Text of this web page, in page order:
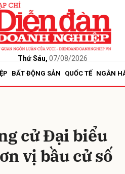
Thứ Sáu, 07/08/2026
BẤT ĐỘNG SẢN QUỐC TẾ NGÂN
cử Đại biểu
vị bầu cử số